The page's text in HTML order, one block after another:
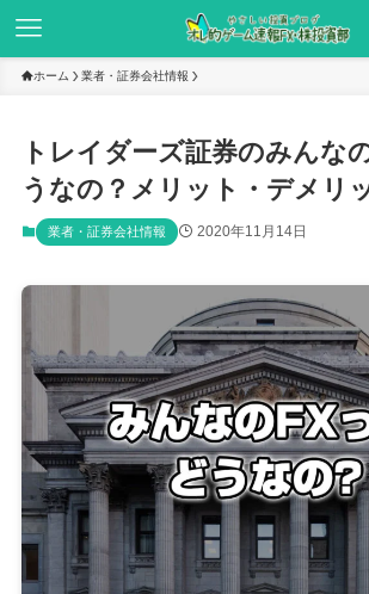
ホーム 業者・証券会社情報
トレイダーズ証券のみんな
うなの？メリット・デメリ
業者・証券会社情報 2020年11月14日